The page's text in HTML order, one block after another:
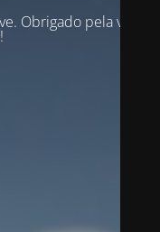
Obrigado pela vossa